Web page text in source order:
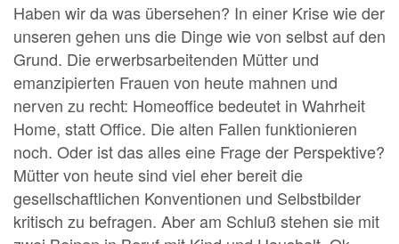
Haben wir da was übersehen? In einer Krise wie der
unseren gehen uns die Dinge wie von selbst auf den
Grund. Die erwerbsarbeitenden Mütter und
emanzipierten Frauen von heute mahnen und
nerven zu recht: Homeoffice bedeutet in Wahrheit
Home, statt Office. Die alten Fallen funktionieren
noch. Oder ist das alles eine Frage der Perspektive?
Mütter von heute sind viel eher bereit die
gesellschaftlichen Konventionen und Selbstbilder
kritisch zu befragen. Aber am Schluß stehen sie mit